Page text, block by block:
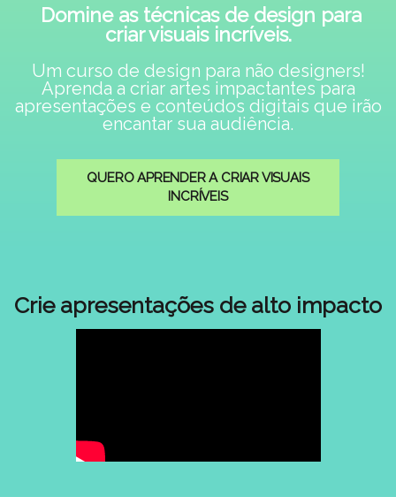
Domine as técnicas de design para
criar visuais incríveis.
Um curso de design para não designers!
Aprenda a criar artes impactantes para
apresentações e conteúdos digitais que irão
encantar sua audiência.
QUERO APRENDER A CRIAR VISUAIS
INCRÍVEIS
Crie apresentações de alto impacto